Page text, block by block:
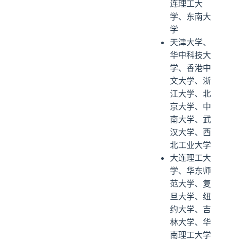
连理工大
学、东南大
学
天津大学、
华中科技大
学、香港中
文大学、浙
江大学、北
京大学、中
南大学、武
汉大学、西
北工业大学
大连理工大
学、华东师
范大学、复
旦大学、纽
约大学、吉
林大学、华
南理工大学